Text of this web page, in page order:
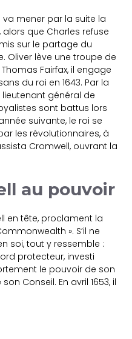
va mener par la suite la
alors que Charles refuse
sur le partage du
Oliver lève une troupe de
Fairfax, il engage
du roi en 1643. Par la
général de
sont battus lors
suivante, le roi se
les révolutionnaires, à
Cromwell, ouvrant la
au pouvoir
en tête, proclament la
». S’il ne
soi, tout y ressemble :
protecteur, investi
le pouvoir de son
Conseil. En avril 1653, il